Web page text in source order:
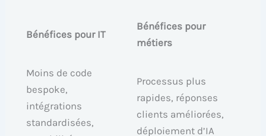
Bénéfices pour IT
Bénéfices pour
métiers
Moins de code
bespoke,
intégrations
standardisées,
Processus plus
rapides, réponses
clients améliorées,
déploiement d’IA